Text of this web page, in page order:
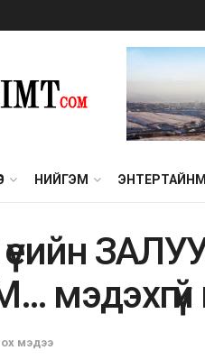
НИЙГЭМ
мэдэхгүй
мэдээ